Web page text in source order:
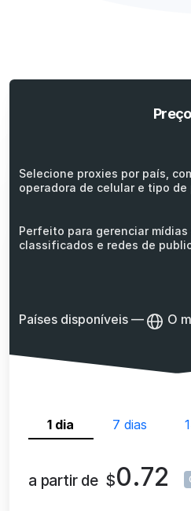
Selecione proxies por país,
operadora de celular e tipo de
Perfeito para gerenciar
classificados e redes de
Países disponíveis — O
1 dia 7 dias
a partir de $0.72